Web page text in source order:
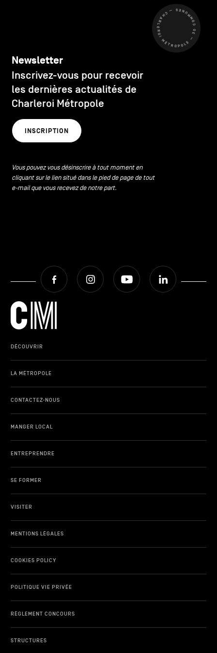
CHARLEROI MÉTROPOLE — 30 COMMUNES —
Newsletter
Inscrivez-vous pour recevoir
les dernières actualités de
Charleroi Métropole
INSCRIPTION
Vous pouvez vous désinscrire à tout moment en
cliquant sur le lien situé dans le pied de page de tout
e-mail que vous recevez de notre part.
Facebook Instagram Youtube
DÉCOUVRIR
LA MÉTROPOLE
CONTACTEZ-NOUS
MANGER LOCAL
ENTREPRENDRE
SE FORMER
VISITER
MENTIONS LÉGALES
COOKIES POLICY
POLITIQUE VIE PRIVÉE
RÈGLEMENT CONCOURS
STRUCTURES